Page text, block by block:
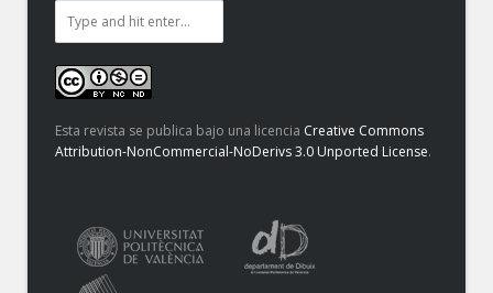
Esta revista se publica bajo una licencia Creative Commons
Attribution-NonCommercial-NoDerivs 3.0 Unported License.